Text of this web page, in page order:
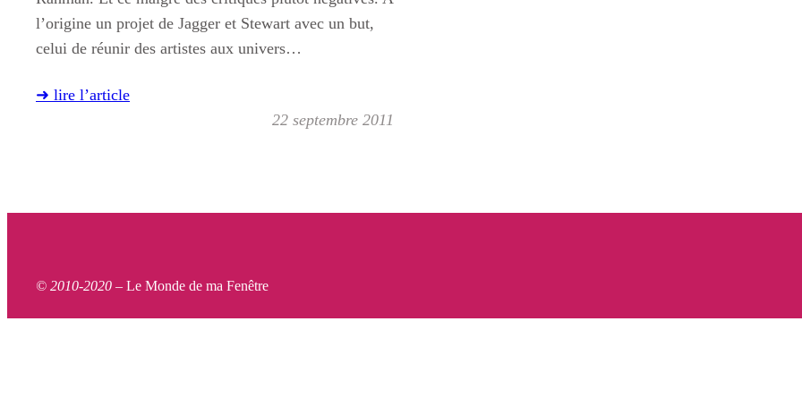
l’origine un projet de Jagger et Stewart avec un but,
celui de réunir des artistes aux univers…
➜ lire l’article
22 septembre 2011
© 2010-2020 – Le Monde de ma Fenêtre